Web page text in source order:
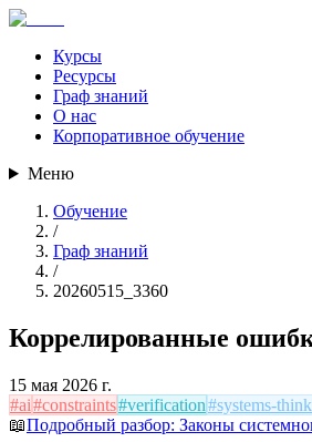
Курсы
Ресурсы
Граф знаний
О нас
Корпоративное обучение
Меню
Обучение
/
Граф знаний
/
20260515_3360
Коррелированные
15 мая 2026 г.
#ai#constraints#verification#systems-
📖Подробный разбор: Законы